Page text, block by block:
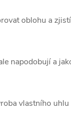
oblohu a
napodobují a
vlastního uhlu